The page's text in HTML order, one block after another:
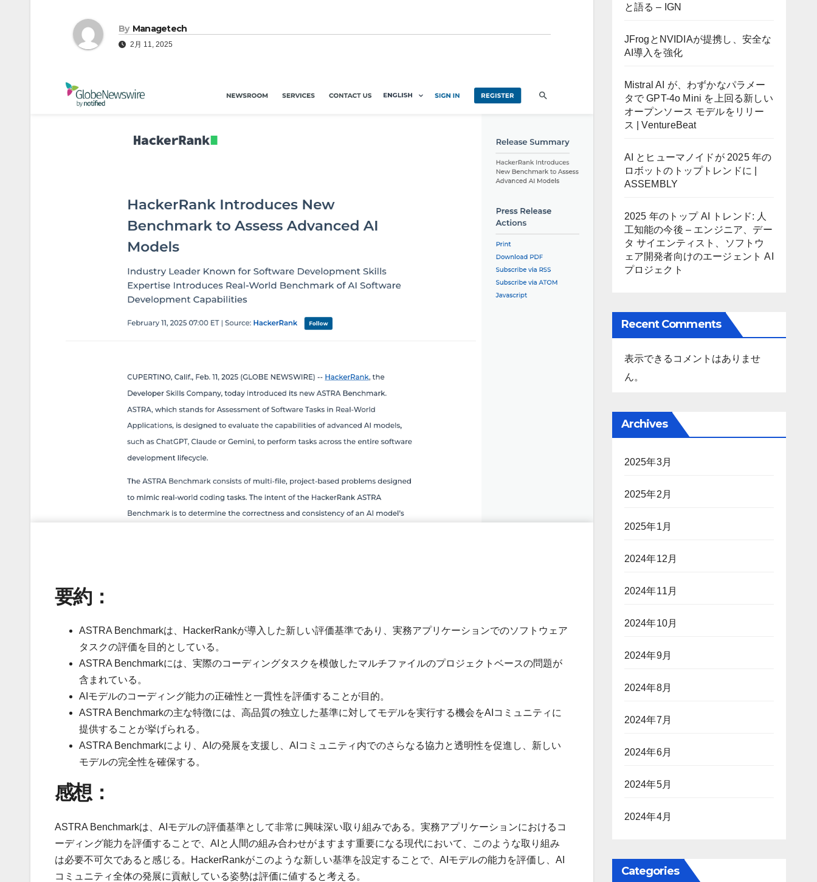
By Managetech
2月 11, 2025
要約：
ASTRA Benchmarkは、HackerRankが導入した新しい評価基準であり、実務アプリケーションでのソフトウェア
タスクの評価を目的としている。
ASTRA Benchmarkには、実際のコーディングタスクを模倣したマルチファイルのプロジェクトベースの問題が
含まれている。
AIモデルのコーディング能力の正確性と一貫性を評価することが目的。
ASTRA Benchmarkの主な特徴には、高品質の独立した基準に対してモデルを実行する機会をAIコミュニティに
提供することが挙げられる。
ASTRA Benchmarkにより、AIの発展を支援し、AIコミュニティ内でのさらなる協力と透明性を促進し、新しい
モデルの完全性を確保する。
感想：
ASTRA Benchmarkは、AIモデルの評価基準として非常に興味深い取り組みである。実務アプリケーションにおけるコ
ーディング能力を評価することで、AIと人間の組み合わせがますます重要になる現代において、このような取り組み
は必要不可欠であると感じる。HackerRankがこのような新しい基準を設定することで、AIモデルの能力を評価し、AI
コミュニティ全体の発展に貢献している姿勢は評価に値すると考える。
と語る – IGN
JFrogとNVIDIAが提携し、安全な
AI導入を強化
Mistral AI が、わずかなパラメー
タで GPT-4o Mini を上回る新しい
オープンソース モデルをリリー
ス | VentureBeat
AI とヒューマノイドが 2025 年の
ロボットのトップトレンドに |
ASSEMBLY
2025 年のトップ AI トレンド: 人
工知能の今後 – エンジニア、デー
タ サイエンティスト、ソフトウ
ェア開発者向けのエージェント AI
プロジェクト
Recent Comments
表示できるコメントはありませ
ん。
Archives
2025年3月
2025年2月
2025年1月
2024年12月
2024年11月
2024年10月
2024年9月
2024年8月
2024年7月
2024年6月
2024年5月
2024年4月
Categories